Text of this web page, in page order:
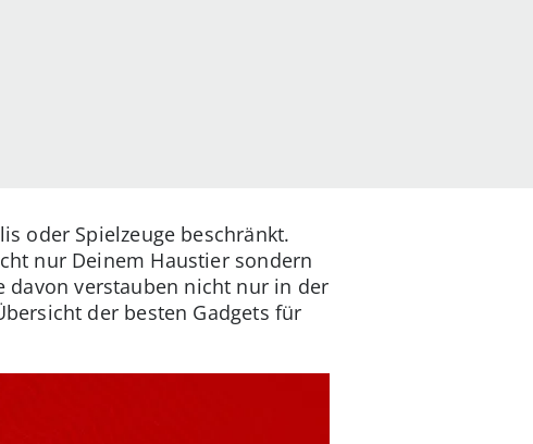
oder Spielzeuge beschränkt.
nur Deinem Haustier sondern
davon verstauben nicht nur in der
der besten Gadgets für